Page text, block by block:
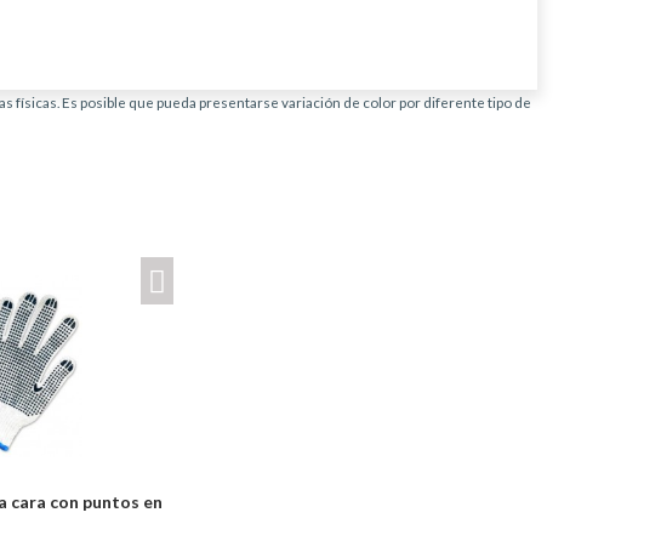
físicas. Es posible que pueda presentarse variación de color por diferente tipo de
cara con puntos en